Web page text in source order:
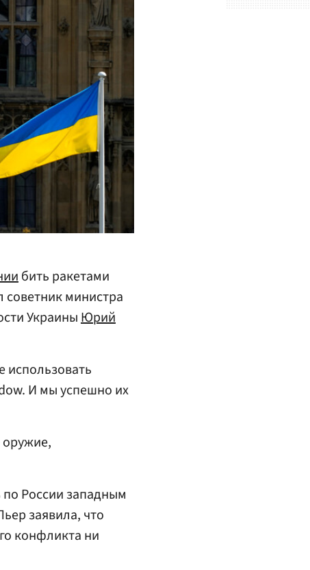
бить ракетами
советник министра
УкраиныЮрий
использовать
И мы успешно их
оружие,
по России западным
заявила, что
конфликта ни